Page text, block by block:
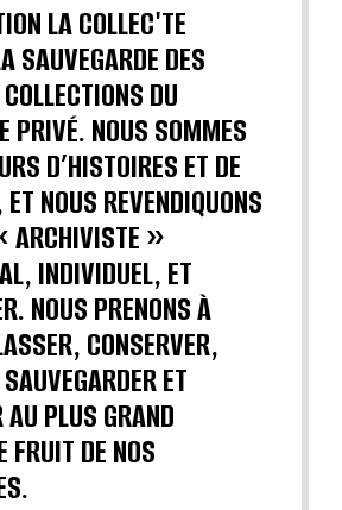
LA COLLEC'TE
SAUVEGARDE DES
DU
PRIVÉ. NOUS SOMMES
D’HISTOIRES ET DE
NOUS REVENDIQUONS
ARCHIVISTE »
INDIVIDUEL, ET
NOUS PRENONS À
CONSERVER,
ET
AU PLUS GRAND
FRUIT DE NOS